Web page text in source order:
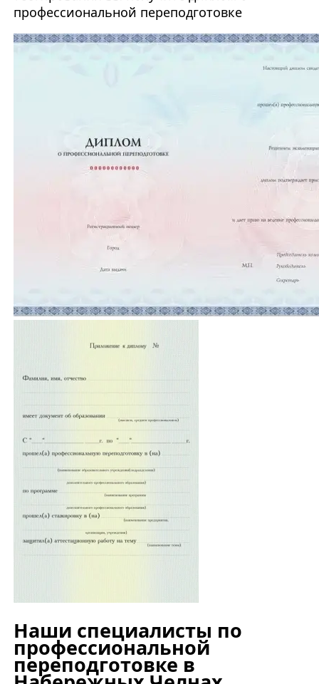
профессиональной переподготовке
Наши специалисты по
профессиональной
переподготовке в